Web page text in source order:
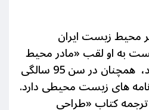
محیط زیست ایران
به او لقب «مادر محیط
زیست ایران» را داده اند، همچنان در سن 95 سالگی
های زیست محیطی دارد.
ترجمه کتاب«طراحی